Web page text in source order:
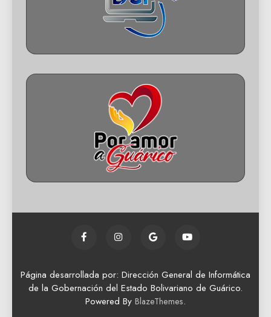
Página desarrollada por: Dirección General de Informática
de la Gobernación del Estado Bolivariano de Guárico.
Powered By BlazeThemes.